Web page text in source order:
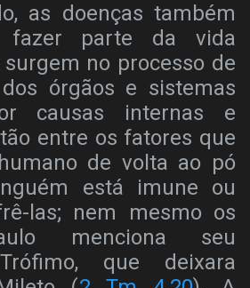
as doenças também
fazer parte da vida
surgem no processo de
órgãos e sistemas
causas internas e
entre os fatores que
de volta ao pó
está imune ou
las; nem mesmo os
menciona seu
que deixara